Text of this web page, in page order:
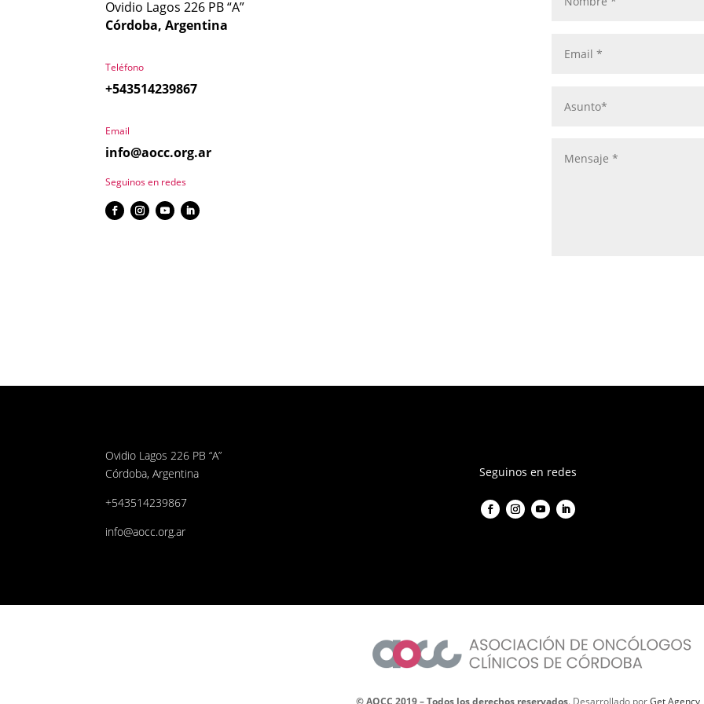
Ovidio Lagos 226 PB “A”
Córdoba, Argentina
Teléfono
+543514239867
Email
info@aocc.org.ar
Seguinos en redes
Ovidio Lagos 226 PB “A”
Córdoba, Argentina
+543514239867
info@aocc.org.ar
© AOCC 2019 – Todos los derechos reservados. Desarrollado porGet Agency